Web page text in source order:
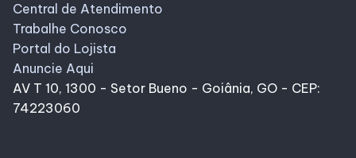
Central de Atendimento
Trabalhe Conosco
Portal do Lojista
Anuncie Aqui
AV T 10, 1300 - Setor Bueno - Goiânia, GO - CEP:
74223060